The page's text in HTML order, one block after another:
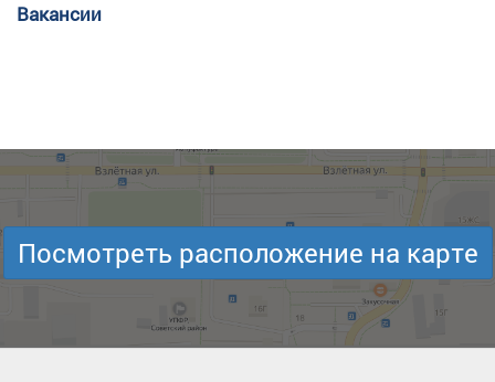
Вакансии
Посмотреть расположение на карте